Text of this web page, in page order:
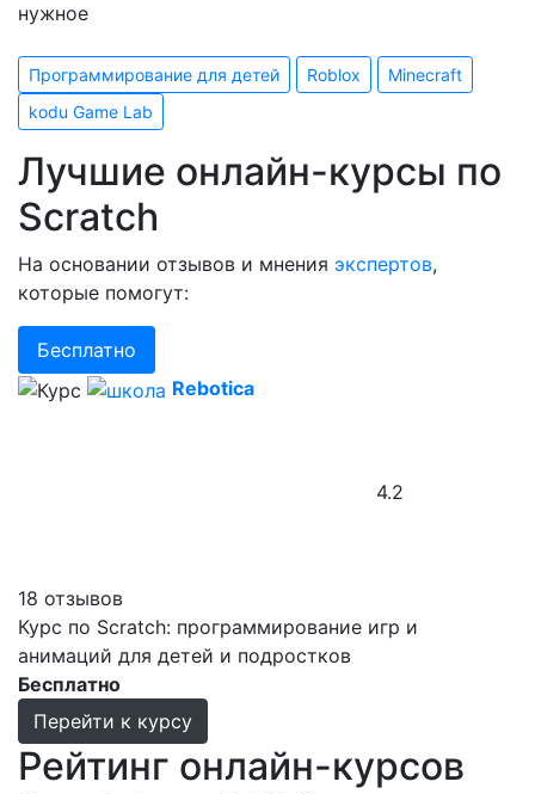
нужное
Программирование для детей Roblox
Minecraft
kodu Game Lab
Лучшие онлайн-курсы по
Scratch
На основании отзывов и мнения экспертов,
которые помогут:
Бесплатно
Rebotica
4.2
18 отзывов
Курс по Scratch: программирование игр и
анимаций для детей и подростков
Бесплатно
Перейти к курсу
Рейтинг онлайн-курсов